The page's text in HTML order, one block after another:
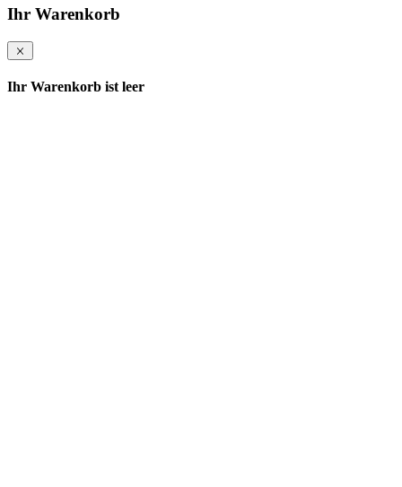
Ihr Warenkorb
Ihr Warenkorb ist leer